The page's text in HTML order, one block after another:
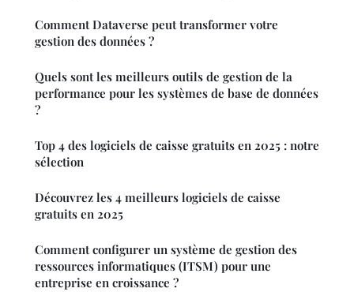
Comment Dataverse peut transformer votre
gestion des données ?
Quels sont les meilleurs outils de gestion de la
performance pour les systèmes de base de données
?
Top 4 des logiciels de caisse gratuits en 2025 : notre
sélection
Découvrez les 4 meilleurs logiciels de caisse
gratuits en 2025
Comment configurer un système de gestion des
ressources informatiques (ITSM) pour une
entreprise en croissance ?